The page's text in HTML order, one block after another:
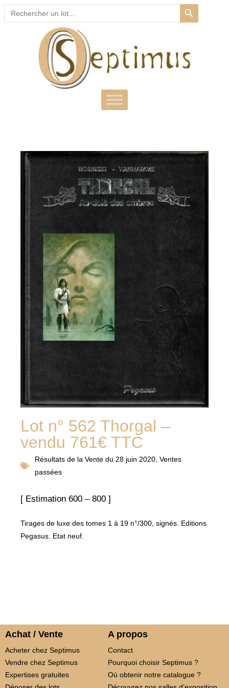
Search
for:
SEARCH BUTTON
Lot n° 562 Thorgal –
vendu 761€ TTC
Résultats de la Vente du 28 juin 2020 Ventes
passées
[ Estimation 600 – 800 ]
Tirages de luxe des tomes 1 à 19 n°/300, signés. Editions
Pegasus. Etat neuf.
Achat / Vente
Acheter chez Septimus
Vendre chez Septimus
Expertises gratuites
A propos
Contact
Pourquoi choisir Septimus ?
Où obtenir notre catalogue ?